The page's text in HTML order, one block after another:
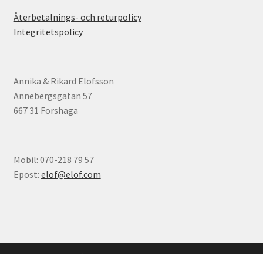
Återbetalnings- och returpolicy
Integritetspolicy
Annika & Rikard Elofsson
Annebergsgatan 57
667 31 Forshaga
Mobil: 070-218 79 57
Epost: elof@elof.com